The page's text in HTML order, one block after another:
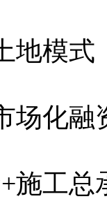
模式
化融
工总